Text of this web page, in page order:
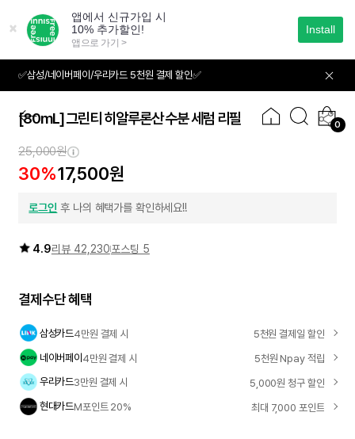
가
✅삼성/네이버페이/우리카드 5천원 결제 할인✅
0
01 05
[80mL] 그린티 히알루론산 수분 세럼 리필
25,000원
30%17,500원
로그인 후 나의 혜택가를 확인하세요!!
4.9리뷰 42,230포스팅 5
결제수단 혜택
삼성카드4만원 결제 시
5천원 결제일 할인
네이버페이4만원 결제 시
5천원 Npay 적립
우리카드3만원 결제 시
5,000원 청구 할인
현대카드M포인트 20% 최대 7,000 포인트